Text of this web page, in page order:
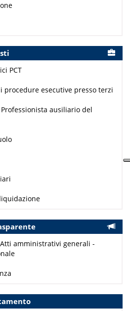
PCT
procedure esecutive presso terzi
ausiliario del
amministrativi generali -